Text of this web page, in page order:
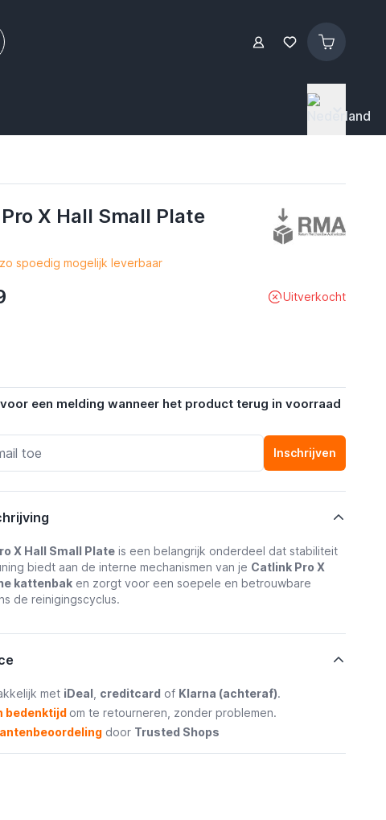
X Hall Small Plate
zo spoedig mogelijk leverbaar
Uitverkocht
een melding wanneer het product terug in voorraad
Inschrijven
X Hall Small Plateis een belangrijk onderdeel dat stabiliteit
biedt aan de interne mechanismen van je Catlink Pro X
kattenbaken zorgt voor een soepele en betrouwbare
de reinigingscyclus.
met iDeal creditcard of Klarna (achteraf).
bedenktijd om te retourneren, zonder problemen.
door Trusted Shops